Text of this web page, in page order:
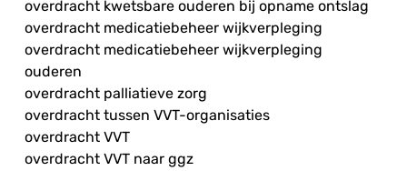
overdracht kwetsbare ouderen bij opname ontslag
overdracht medicatiebeheer wijkverpleging
overdracht medicatiebeheer wijkverpleging
ouderen
overdracht palliatieve zorg
overdracht tussen VVT-organisaties
overdracht VVT
overdracht VVT naar ggz